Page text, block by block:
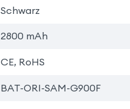
Schwarz
2800 mAh
CE, RoHS
BAT-ORI-SAM-G900F